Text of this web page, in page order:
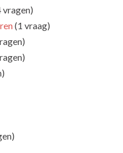
vragen)
(1 vraag)